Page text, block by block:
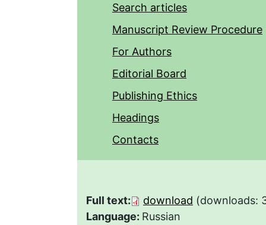
Search articles
Manuscript Review Procedure
For Authors
Editorial Board
Publishing Ethics
Headings
Contacts
Full text: download (downloads:
Language: Russian